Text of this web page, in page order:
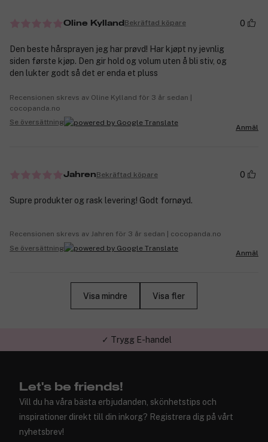
Oline Kylland Bekräftad köpare 0
Den beste hårsprayen jeg har prøvd! Har kjøpt ny jevnlig
siden første kjøp. Den gir hold og volum uten å bli stiv, og
den lukter godt så det er enda et pluss
Recensionen skrevs av Oline Kylland för 3 år sedan |
cocopanda.no
Se översättning
Anmäl
JahrenBekräftad köpare 0
Supre produkter og rask levering! Godt fornøyd.
Recensionen skrevs av Jahren för 3 år sedan | cocopanda.no
Se översättning
Anmäl
Visa mindre Visa fler
✓ Trygg E-handel
Let's be friends!
Vill du ha våra bästa erbjudanden, skönhetstips och
inspirationer direkt till din inkorg? Registrera dig på vårt
nyhetsbrev!